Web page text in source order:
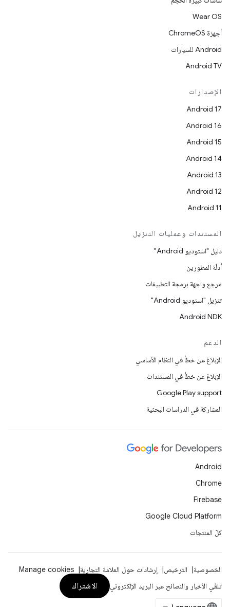
Wear OS
أجهزة ChromeOS
Android للسيارات
Android TV
الإصدارات
Android 17
Android 16
Android 15
Android 14
Android 13
Android 12
Android 11
المستندات وعمليات التنزيل
دليل "استوديو Android"
أدلّة المطورين
مرجع واجهة برمجة التطبيقات
تنزيل "استوديو Android"
Android NDK
الدعم
الإبلاغ عن خطأ في النظام الأساسي
الإبلاغ عن خطأ في المستندات
Google Play support
المشاركة في الدراسات البحثية
Android
Chrome
Firebase
Google Cloud Platform
كلّ المنتجات
الخصوصية الترخيص إرشادات حول العلامة التجارية
Manage cookies
تلقّي الأخبار والنصائح عبر البريد الإلكتروني
الاشتراك